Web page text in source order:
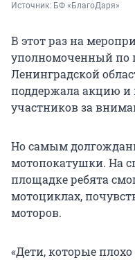
Источник: БФ «БлагоДаря»
В этот раз на
уполномоченный по
Ленинградской
поддержала акцию и
участников за
Но самым
мотопокатушки. На
площадке ребята
мотоциклах,
моторов.
«Дети, которые